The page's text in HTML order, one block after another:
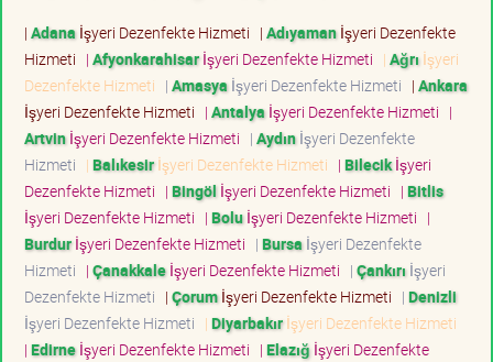
| Adana İşyeri Dezenfekte Hizmeti | Adıyamanİşyeri Dezenfekte
Hizmeti | Afyonkarahisarİşyeri Dezenfekte Hizmeti | Ağrı İşyeri
Dezenfekte Hizmeti | Amasya İşyeri Dezenfekte Hizmeti | Ankara
İşyeri Dezenfekte Hizmeti | Antalya İşyeri Dezenfekte Hizmeti |
Artvinİşyeri Dezenfekte Hizmeti | Aydınİşyeri Dezenfekte
Hizmeti | Balıkesirİşyeri Dezenfekte Hizmeti | Bilecikİşyeri
Dezenfekte Hizmeti | Bingöl İşyeri Dezenfekte Hizmeti | Bitlis
İşyeri Dezenfekte Hizmeti | Boluİşyeri Dezenfekte Hizmeti |
Burdurİşyeri Dezenfekte Hizmeti | Bursa İşyeri Dezenfekte
Hizmeti | Çanakkaleİşyeri Dezenfekte Hizmeti | Çankırı İşyeri
Dezenfekte Hizmeti | Çorumİşyeri Dezenfekte Hizmeti | Denizli
İşyeri Dezenfekte Hizmeti | Diyarbakırİşyeri Dezenfekte Hizmeti
| Edirneİşyeri Dezenfekte Hizmeti | Elazığ İşyeri Dezenfekte